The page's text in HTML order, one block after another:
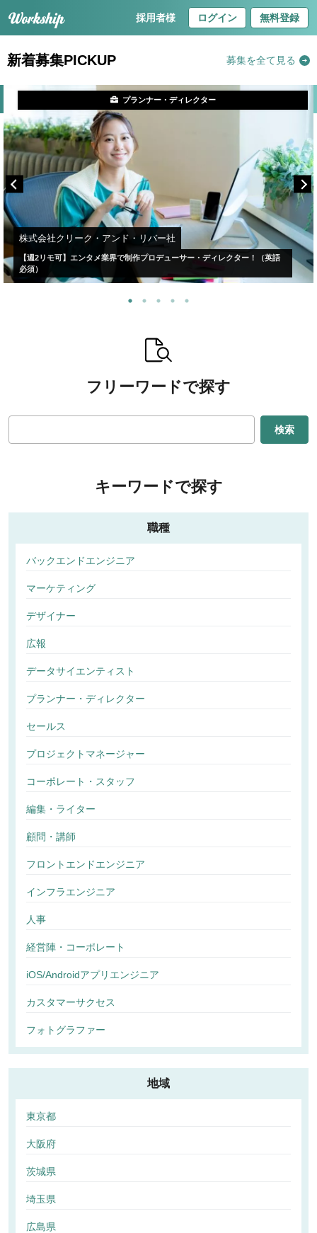
採用者様 ログイン 無料登録
新着募集PICKUP 募集を全て見る
株式会社クリーク・アンド・リバー社
【週2リモ可】エンタメ業界で制作プロデューサー・ディレクター！（英語
必須）
プランナー・ディレクター
フリーワードで探す
検索
キーワードで探す
職種
バックエンドエンジニア
マーケティング
デザイナー
広報
データサイエンティスト
プランナー・ディレクター
セールス
プロジェクトマネージャー
コーポレート・スタッフ
編集・ライター
顧問・講師
フロントエンドエンジニア
インフラエンジニア
人事
経営陣・コーポレート
iOS/Androidアプリエンジニア
カスタマーサクセス
フォトグラファー
地域
東京都
大阪府
茨城県
埼玉県
広島県